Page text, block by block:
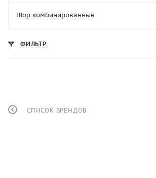
Шор комбинированные
ФИЛЬТР
СПИСОК БРЕНДОВ